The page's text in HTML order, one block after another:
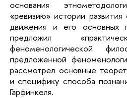
основания
«ревизию» истории
движения и его основных
предложил
феноменологической
предложенной
рассмотрел основные
и специфику способа
Гарфинкеля.